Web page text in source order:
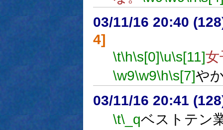
03/11/16 20:40
4]
\t\h\s[0]\u\s[11]女
\w9\w9\h\s[7]や
03/11/16 20:41
\t\_qベストテン